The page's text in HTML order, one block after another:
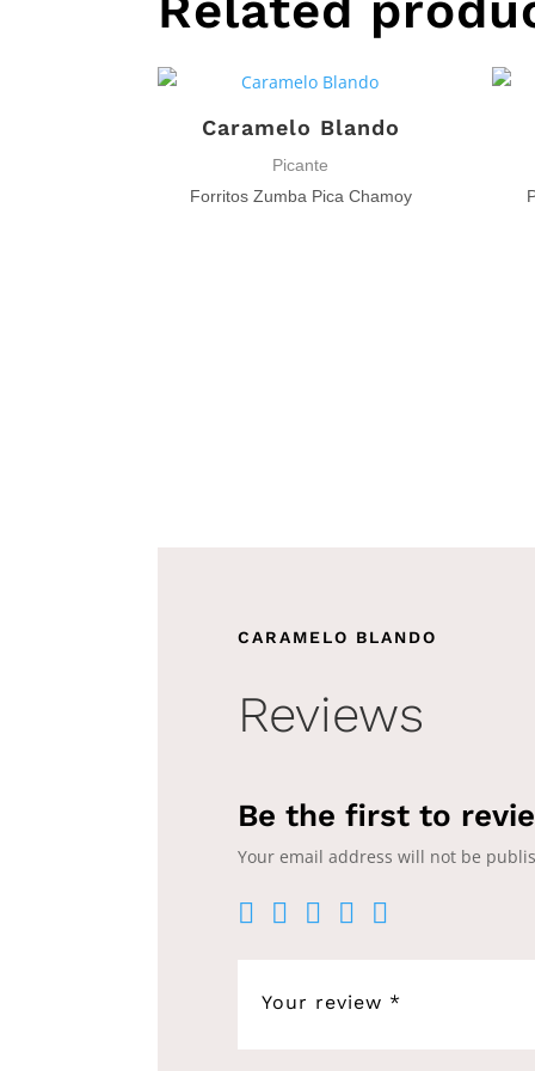
Caramelo Blando
Picante
Forritos Zumba Pica Chamoy
CARAMELO BLANDO
Reviews
Be the first to
Your email address will not be